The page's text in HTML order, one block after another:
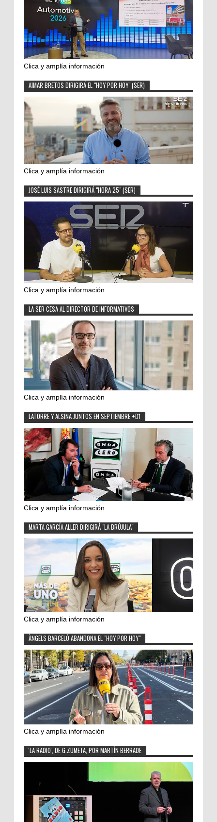
Clica y amplía información
AIMAR BRETOS DIRIGIRÁ EL "HOY POR HOY" (SER)
Clica y amplía información
JOSÉ LUIS SASTRE DIRIGIRÁ "HORA 25" (SER)
Clica y amplía información
LA SER CESA AL DIRECTOR DE INFORMATIVOS
Clica y amplía información
LATORRE Y ALSINA JUNTOS EN SEPTIEMBRE +D1
Clica y amplía información
MARTA GARCÍA ALLER DIRIGIRÁ "LA BRÚJULA"
Clica y amplía información
ÀNGELS BARCELÓ ABANDONA EL "HOY POR HOY"
Clica y amplía información
'LA RADIO', DE G.ZUMETA, POR MARTÍN BERRADE